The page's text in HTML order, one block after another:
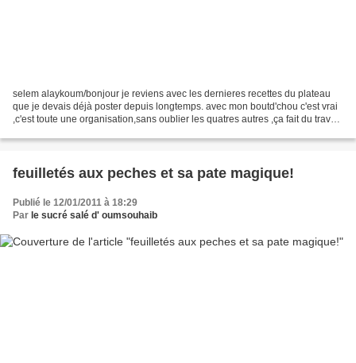
selem alaykoum/bonjour je reviens avec les dernieres recettes du plateau
que je devais déjà poster depuis longtemps. avec mon boutd'chou c'est vrai
,c'est toute une organisation,sans oublier les quatres autres ,ça fait du travail
feuilletés aux peches et sa pate magique!
Publié le 12/01/2011 à 18:29
Par le sucré salé d' oumsouhaib